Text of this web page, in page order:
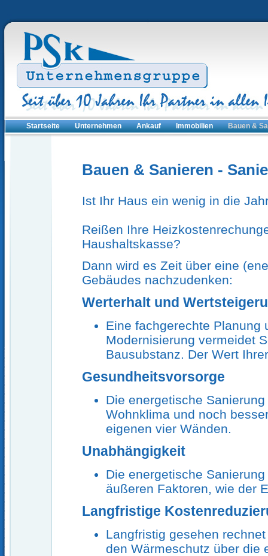
Startseite Unternehmen Ankauf Immobilien Bauen &
Bauen & Sanieren -
Ist Ihr Haus ein wenig in die
Reißen Ihre
Haushaltskasse?
Dann wird es Zeit über eine
Gebäudes nachzudenken:
Werterhalt und
Eine fachgerechte Planung
Modernisierung vermeidet
Bausubstanz. Der Wert
Gesundheitsvorsorge
Die energetische
Wohnklima und noch
eigenen vier Wänden.
Unabhängigkeit
Die energetische
äußeren Faktoren, wie der
Langfristige
Langfristig gesehen
den Wärmeschutz über die